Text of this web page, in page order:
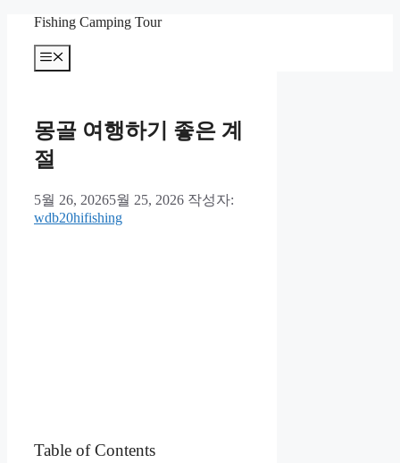
Fishing Camping Tour
메
뉴
몽골 여행하기 좋은 계
절
5월 26, 20265월 25, 2026 작성자:
wdb20hifishing
Table of Contents